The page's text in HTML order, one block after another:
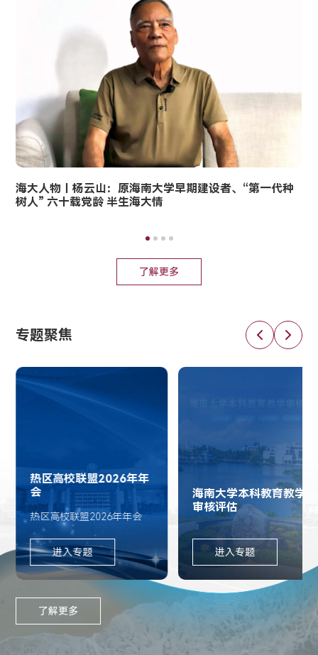
海大人物丨杨云山：原海南大学早期建设者、“第一代种
树人” 六十载党龄 半生海大情
了解更多
专题聚焦
热区高校联盟2026年年
会
热区高校联盟2026年年会
进入专题
海南大学本科教育教学
审核评估
进入专题
了解更多